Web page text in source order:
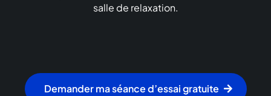
salle de relaxation.
Demander ma séance d’essai gratuite